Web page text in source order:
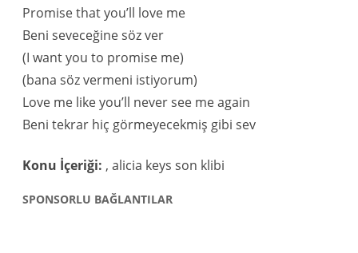
Promise that you’ll love me
Beni seveceğine söz ver
(I want you to promise me)
(bana söz vermeni istiyorum)
Love me like you’ll never see me again
Beni tekrar hiç görmeyecekmiş gibi sev
Konu İçeriği: , alicia keys son klibi
SPONSORLU BAĞLANTILAR